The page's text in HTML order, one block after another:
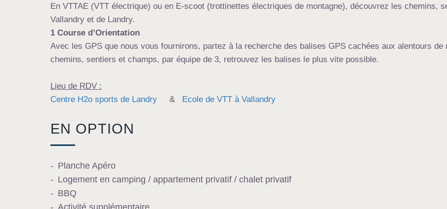
En VTTAE (VTT électrique) ou en E-scoot (trottinettes électriques de montagne), découvrez les chemins,
Vallandry et de Landry.
1 Course d’Orientation
Avec les GPS que nous vous fournirons, partez à la recherche des balises GPS cachées aux alentours
chemins, sentiers et champs, par équipe de 3, retrouvez les balises le plus vite possible.
Lieu de RDV :
Centre H2o sports de Landry
& Ecole de VTT à Vallandry
EN OPTION
Planche Apéro
Logement en camping / appartement privatif / chalet privatif
BBQ